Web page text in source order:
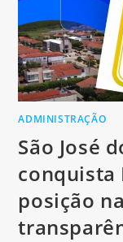
ADMINISTRAÇÃO
São José
conquista
posição